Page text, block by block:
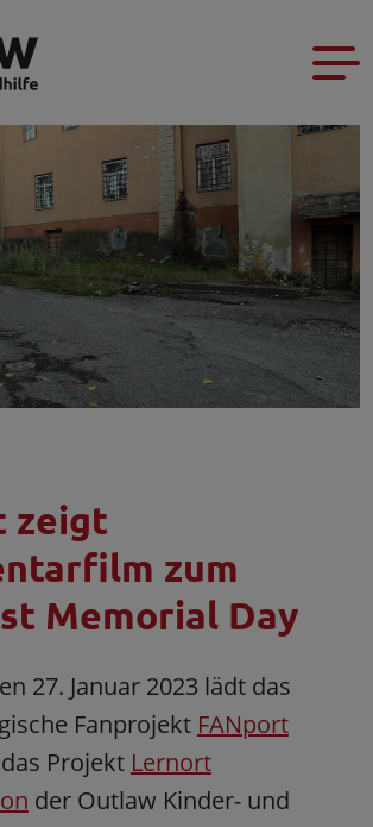
zeigt
zum
Memorial Day
27. Januar 2023 lädt das
Fanprojekt FANport
Projekt Lernort
der Outlaw Kinder- und